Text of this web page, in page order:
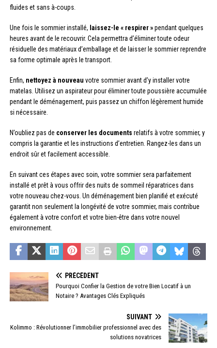
fluides et sans à-coups.
Une fois le sommier installé, laissez-le « respirer »pendant quelques
heures avant de le recouvrir. Cela permettra d’éliminer toute odeur
résiduelle des matériaux d’emballage et de laisser le sommier reprendre
sa forme optimale après le transport.
Enfin, nettoyez à nouveau votre sommier avant d’y installer votre
matelas. Utilisez un aspirateur pour éliminer toute poussière accumulée
pendant le déménagement, puis passez un chiffon légèrement humide
si nécessaire.
N’oubliez pas de conserver les documents relatifs à votre sommier, y
compris la garantie et les instructions d’entretien. Rangez-les dans un
endroit sûr et facilement accessible.
En suivant ces étapes avec soin, votre sommier sera parfaitement
installé et prêt à vous offrir des nuits de sommeil réparatrices dans
votre nouveau chez-vous. Un déménagement bien planifié et exécuté
garantit non seulement la longévité de votre sommier, mais contribue
également à votre confort et votre bien-être dans votre nouvel
environnement.
PRÉCÉDENT
Pourquoi Confier la Gestion de votre Bien Locatif à un
Notaire ? Avantages Clés Expliqués
SUIVANT
Kolimmo : Révolutionner l’immobilier professionnel avec des
solutions novatrices